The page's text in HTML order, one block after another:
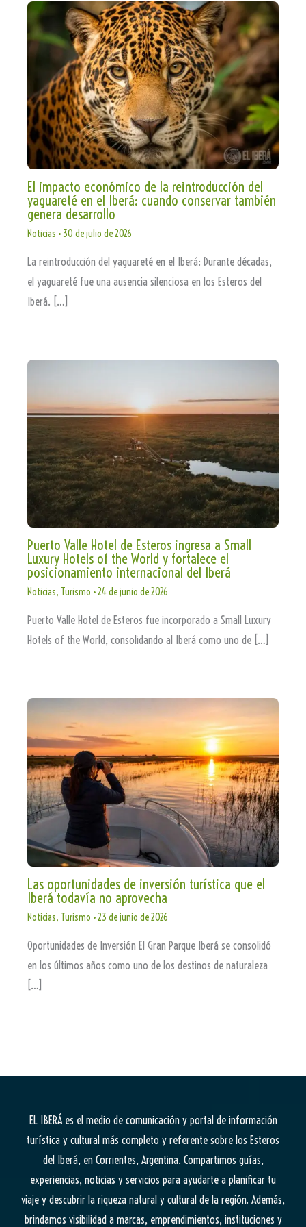
El impacto económico de la reintroducción del
yaguareté en el Iberá: cuando conservar también
genera desarrollo
Noticias • 30 de julio de 2026
La reintroducción del yaguareté en el Iberá: Durante décadas,
el yaguareté fue una ausencia silenciosa en los Esteros del
Iberá. […]
Puerto Valle Hotel de Esteros ingresa a Small
Luxury Hotels of the World y fortalece el
posicionamiento internacional del Iberá
Noticias, Turismo •24 de junio de 2026
Puerto Valle Hotel de Esteros fue incorporado a Small Luxury
Hotels of the World, consolidando al Iberá como uno de […]
Las oportunidades de inversión turística que el
Iberá todavía no aprovecha
Noticias, Turismo •23 de junio de 2026
Oportunidades de Inversión El Gran Parque Iberá se consolidó
en los últimos años como uno de los destinos de naturaleza
[…]
EL IBERÁes el medio de comunicación y portal de información
turística y cultural más completo y referente sobre los Esteros
del Iberá, en Corrientes, Argentina. Compartimos guías,
experiencias, noticias y servicios para ayudarte a planificar tu
viaje y descubrir la riqueza natural y cultural de la región. Además,
brindamos visibilidad a marcas, emprendimientos, instituciones y